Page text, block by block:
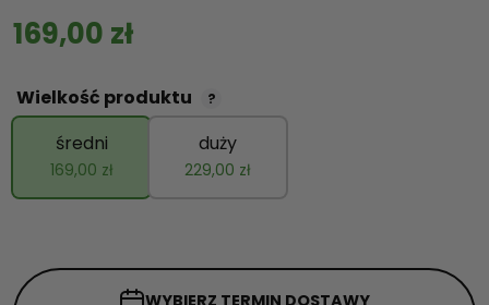
Wielkość produktu ?
169,00 zł
średni
229,00 zł
duży
169,00 zł
WYBIERZ TERMIN DOSTAWY